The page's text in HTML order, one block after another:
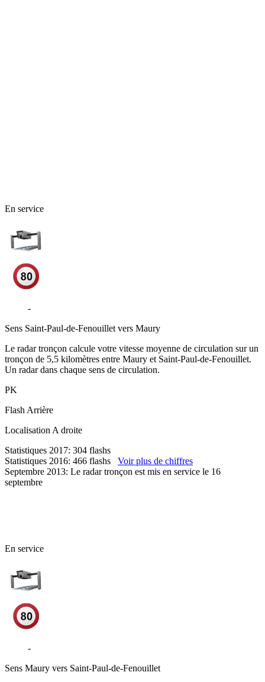
En service
-
Sens Saint-Paul-de-Fenouillet vers Maury
Le radar tronçon calcule votre vitesse moyenne de circulation sur un
tronçon de 5,5 kilomètres entre Maury et Saint-Paul-de-Fenouillet.
Un radar dans chaque sens de circulation.
PK
Flash Arrière
Localisation A droite
Statistiques 2017: 304 flashs
Statistiques 2016: 466 flashs Voir plus de chiffres
Septembre 2013: Le radar tronçon est mis en service le 16
septembre
En service
-
Sens Maury vers Saint-Paul-de-Fenouillet